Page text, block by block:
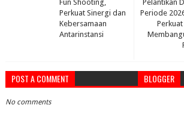
Pelantikan
Periode
Fun Shooting,
Perkuat Sinergi dan
Kebersamaan
Antarinstansi
POST A COMMENT BLOGGER
No comments